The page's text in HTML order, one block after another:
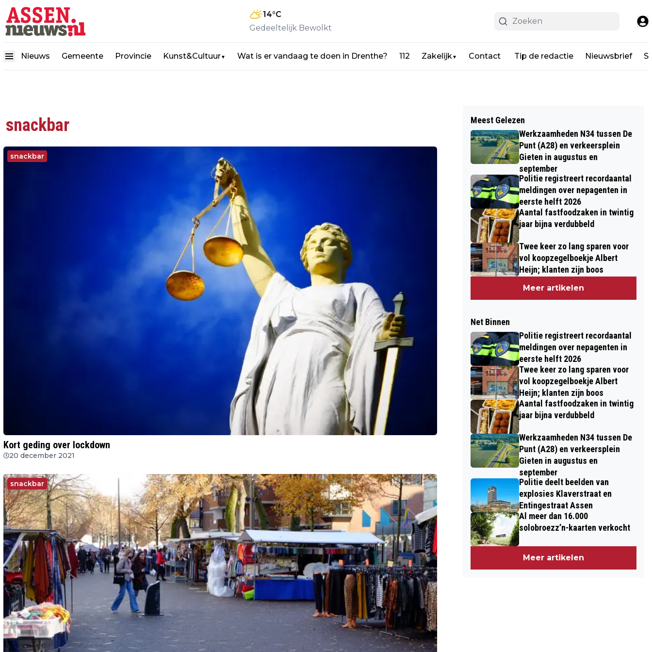
14°C
Gedeeltelijk Bewolkt
Nieuws Gemeente Provincie Kunst&Cultuur▼ Wat is er vandaag te doen in Drenthe? 112 Zakelijk▼ Contact Tip de redactie Nieuwsbrief
snackbar
snackbar
Kort geding over lockdown
20 december 2021
snackbar
Meest Gelezen
Werkzaamheden N34 tussen De
Punt (A28) en verkeersplein
Gieten in augustus en
september
Politie registreert recordaantal
meldingen over nepagenten in
eerste helft 2026
Aantal fastfoodzaken in twintig
jaar bijna verdubbeld
Twee keer zo lang sparen voor
vol koopzegelboekje Albert
Heijn; klanten zijn boos
Meer artikelen
Net Binnen
Politie registreert recordaantal
meldingen over nepagenten in
eerste helft 2026
Twee keer zo lang sparen voor
vol koopzegelboekje Albert
Heijn; klanten zijn boos
Aantal fastfoodzaken in twintig
jaar bijna verdubbeld
Werkzaamheden N34 tussen De
Punt (A28) en verkeersplein
Gieten in augustus en
september
Politie deelt beelden van
explosies Klaverstraat en
Entingestraat Assen
Al meer dan 16.000
solobroezz’n-kaarten verkocht
Meer artikelen